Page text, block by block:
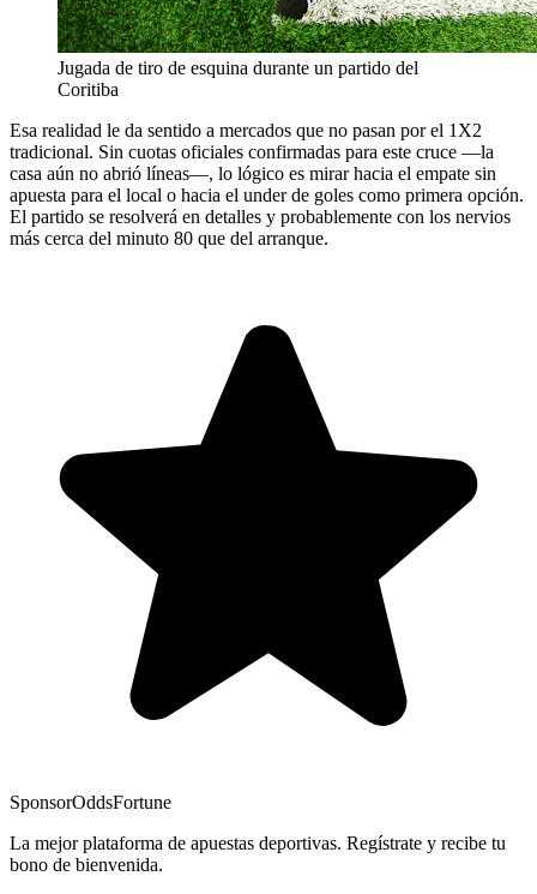
Jugada de tiro de esquina durante un partido del
Coritiba
Esa realidad le da sentido a mercados que no pasan por el 1X2
tradicional. Sin cuotas oficiales confirmadas para este cruce —la
casa aún no abrió líneas—, lo lógico es mirar hacia el empate sin
apuesta para el local o hacia el under de goles como primera opción.
El partido se resolverá en detalles y probablemente con los nervios
más cerca del minuto 80 que del arranque.
SponsorOddsFortune
La mejor plataforma de apuestas deportivas. Regístrate y recibe tu
bono de bienvenida.